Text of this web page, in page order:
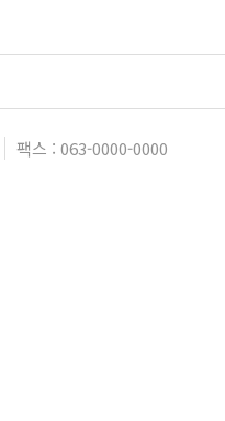
팩스 : 063-0000-0000